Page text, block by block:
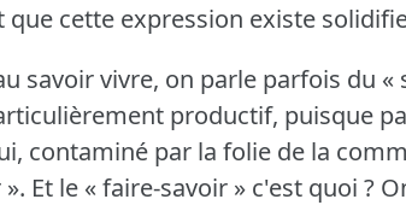
que cette expression existe
savoir vivre, on parle parfois du «
productif, puisque
contaminé par la folie de la
Et le « faire-savoir » c'est quoi ?